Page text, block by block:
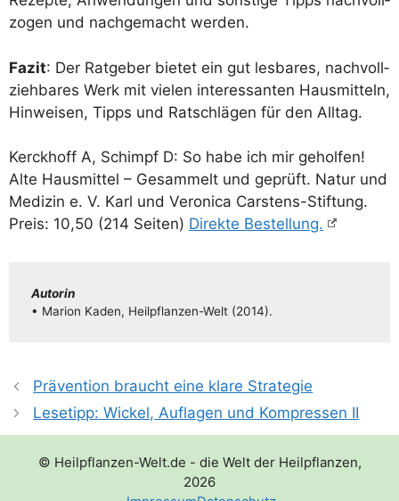
zo­gen und nach­ge­macht werden.
Fazit: Der Rat­ge­ber bie­tet ein gut les­ba­res, nach­voll­
zieh­ba­res Werk mit vie­len inter­es­san­ten Haus­mit­teln,
Hin­wei­sen, Tipps und Rat­schlä­gen für den Alltag.
Kerck­hoff A, Schimpf D: So habe ich mir gehol­fen!
Alte Haus­mit­tel – Gesam­melt und geprüft. Natur und
Medi­zin e. V. Karl und Vero­ni­ca Cars­tens-Stif­tung.
Preis: 10,50 (214 Sei­ten) Direk­te Bestellung.
Autorin
• Mari­on Kaden, Heil­pflan­­zen-Welt (2014).
Prävention braucht eine klare Strategie
Lesetipp: Wickel, Auflagen und Kompressen II
© Heilpflanzen-Welt.de - die Welt der Heilpflanzen,
2026